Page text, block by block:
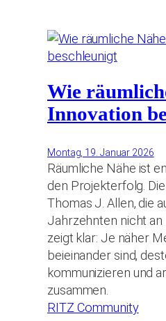
Wie
Innovation
Montag, 19. Januar 2026
Räumliche Nähe ist
den Projekterfolg.
Thomas J. Allen, die
Jahrzehnten nicht an
zeigt klar: Je näher
beieinander sind,
kommunizieren und
zusammen.
RITZ Community